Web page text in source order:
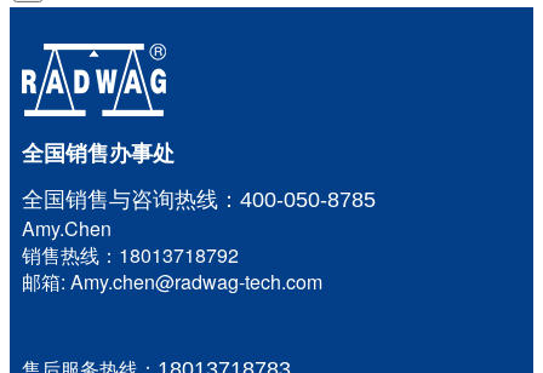
全国销售办事处
全国销售与咨询热线：400-050-8785
Amy.Chen
销售热线：18013718792
邮箱: Amy.chen@radwag-tech.com